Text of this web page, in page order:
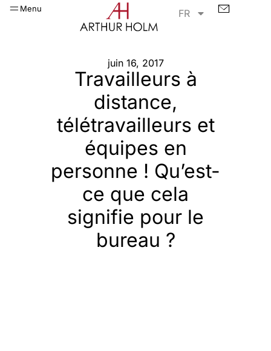
Menu FR
juin 16, 2017
Travailleurs à
distance,
télétravailleurs et
équipes en
personne ! Qu’est-
ce que cela
signifie pour le
bureau ?